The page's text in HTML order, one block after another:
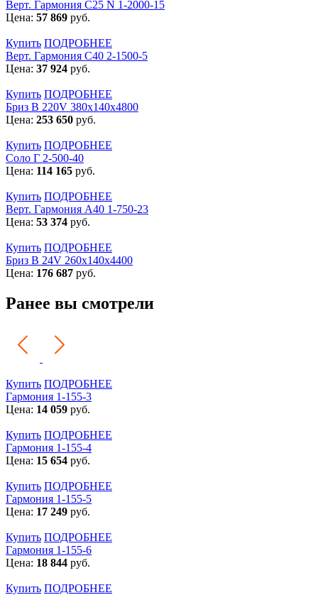
Верт. Гармония С25 N 1-2000-15
Цена: 57 869 руб.
Купить ПОДРОБНЕЕ
Верт. Гармония С40 2-1500-5
Цена: 37 924 руб.
Купить ПОДРОБНЕЕ
Бриз В 220V 380x140x4800
Цена: 253 650 руб.
Купить ПОДРОБНЕЕ
Соло Г 2-500-40
Цена: 114 165 руб.
Купить ПОДРОБНЕЕ
Верт. Гармония А40 1-750-23
Цена: 53 374 руб.
Купить ПОДРОБНЕЕ
Бриз В 24V 260x140x4400
Цена: 176 687 руб.
Ранее вы смотрели
Купить ПОДРОБНЕЕ
Гармония 1-155-3
Цена: 14 059 руб.
Купить ПОДРОБНЕЕ
Гармония 1-155-4
Цена: 15 654 руб.
Купить ПОДРОБНЕЕ
Гармония 1-155-5
Цена: 17 249 руб.
Купить ПОДРОБНЕЕ
Гармония 1-155-6
Цена: 18 844 руб.
Купить ПОДРОБНЕЕ